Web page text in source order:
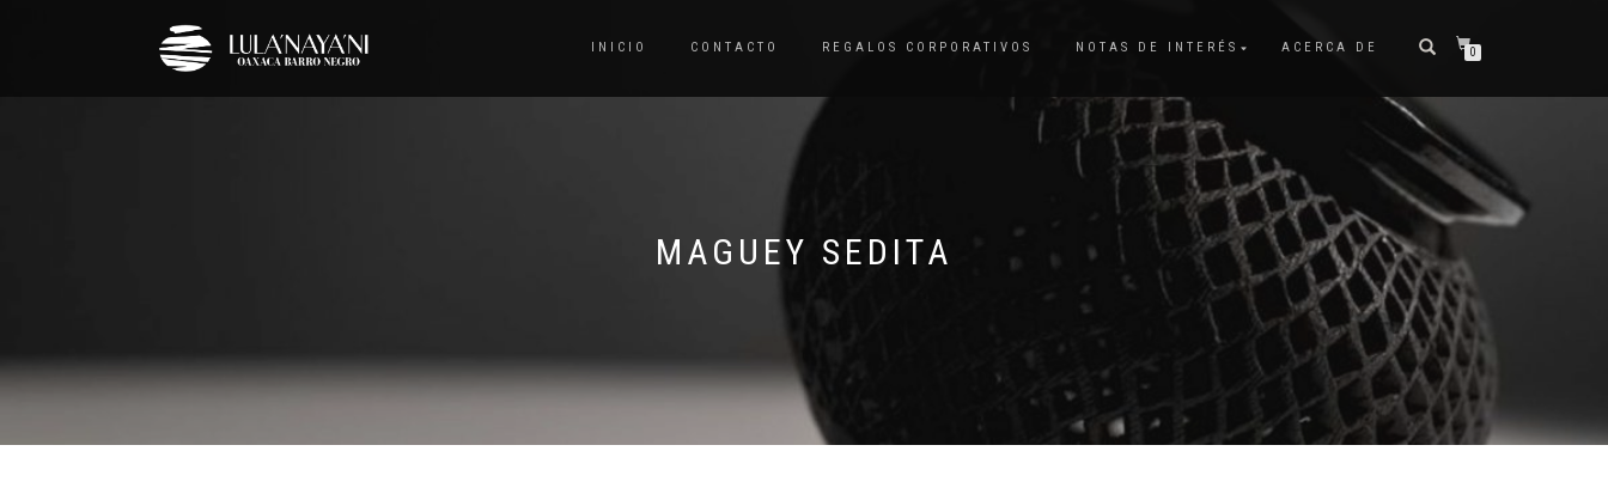
INICIO CONTACTO REGALOS CORPORATIVOS NOTAS DE INTERÉS ACERCA DE 0
MAGUEY SEDITA